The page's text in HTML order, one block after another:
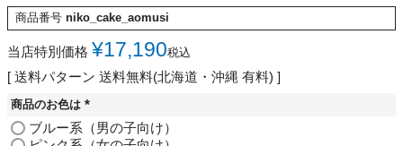
商品番号 niko_cake_aomusi
当店特別価格 ¥17,190税込
送料パターン 送料無料(北海道・沖縄 有料)
商品のお色は
必
ブルー系（男の子向け）